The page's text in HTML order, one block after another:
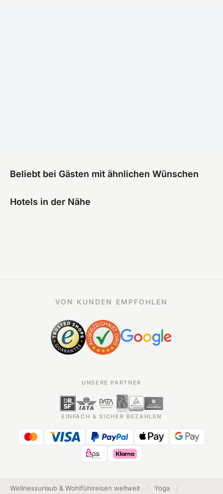
Beliebt bei Gästen mit ähnlichen Wünschen
Hotels in der Nähe
VON KUNDEN EMPFOHLEN
UNSERE PARTNER
EINFACH & SICHER BEZAHLEN
Wellnessurlaub & Wohlfühlreisen weltweit Yoga